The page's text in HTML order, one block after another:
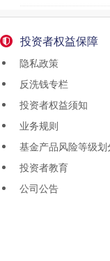
投资者权益保障
隐私政策
反洗钱专栏
投资者权益须知
业务规则
基金产品风险等级划
投资者教育
公司公告